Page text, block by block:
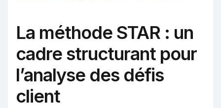
La méthode STAR : un
cadre structurant pour
l’analyse des défis
client